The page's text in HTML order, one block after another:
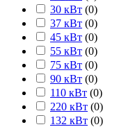
30 кВт (0)
37 кВт (0)
45 кВт (0)
55 кВт (0)
75 кВт (0)
90 кВт (0)
110 кВт (0)
220 кВт (0)
132 кВт (0)